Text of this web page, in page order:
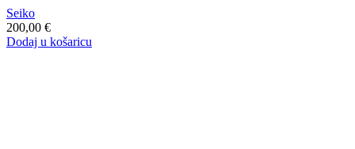
Seiko
200,00 €
Dodaj u košaricu